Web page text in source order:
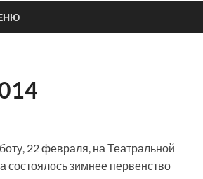
22 февраля, на Театральной
состоялось зимнее первенство